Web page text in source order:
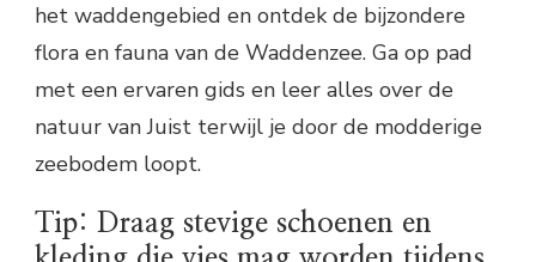
het waddengebied en ontdek de bijzondere
flora en fauna van de Waddenzee. Ga op pad
met een ervaren gids en leer alles over de
natuur van Juist terwijl je door de modderige
zeebodem loopt.
Tip: Draag stevige schoenen en